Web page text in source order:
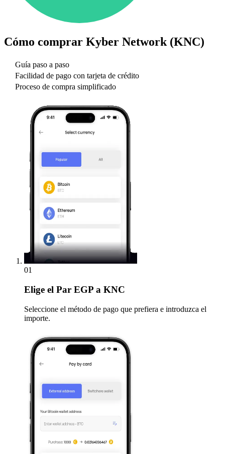
Cómo comprar Kyber Network (KNC)
Guía paso a paso
Facilidad de pago con tarjeta de crédito
Proceso de compra simplificado
01
Elige el Par EGP a KNC
Seleccione el método de pago que prefiera e introduzca el
importe.